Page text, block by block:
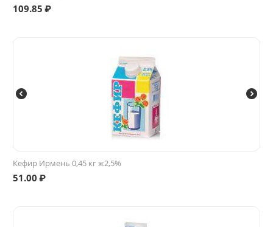
109.85 ₽
Кефир Ирмень 0,45 кг ж2,5%
51.00 ₽